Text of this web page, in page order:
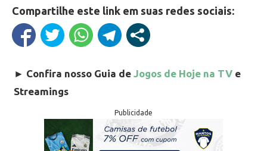
Compartilhe este link em suas redes sociais:
► Confira nosso Guia de Jogos de Hoje na TV e
Streamings
Publicidade